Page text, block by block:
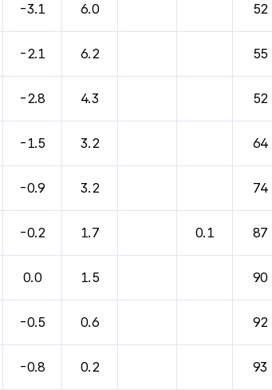
-3.1 6.0 52
-2.1 6.2 55
-2.8 4.3 52
-1.5 3.2 64
-0.9 3.2 74
-0.2 1.7 0.1 87
0.0 1.5 90
-0.5 0.6 92
-0.8 0.2 93